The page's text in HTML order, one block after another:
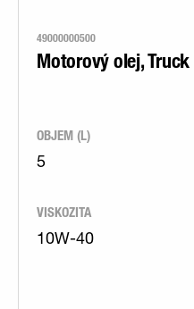
49000000500
Motorový olej,
OBJEM (L)
5
VISKOZITA
10W-40